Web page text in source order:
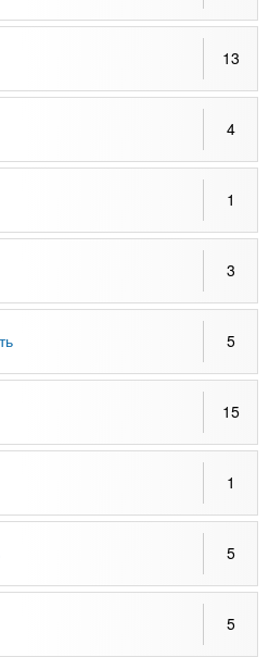
13
4
1
3
5
15
1
5
5